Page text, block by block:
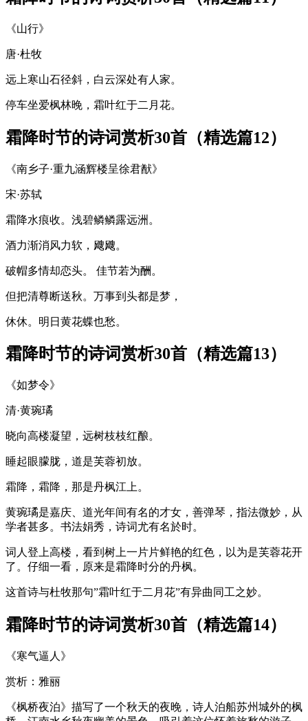
《山行》
唐·杜牧
远上寒山石径斜，白云深处有人家。
停车坐爱枫林晚，霜叶红于二月花。
霜降时节的诗词赏析30首（精选篇12）
《南乡子·重九涵辉楼呈徐君猷》
宋·苏轼
霜降水痕收。浅碧鳞鳞露远洲。
酒力渐消风力软，飕飕。
破帽多情却恋头。 佳节若为酬。
但把清尊断送秋。万事到头都是梦，
休休。明日黄花蝶也愁。
霜降时节的诗词赏析30首（精选篇13）
《如梦令》
清·黄琬璚
晓向高楼凝望，远树枝枝红酿。
睡起眼朦胧，道是芙蓉初放。
霜降，霜降，那是丹枫江上。
黄琬璚是嘉庆、道光年间有名的才女，善弹琴，指法微妙，从
学者甚多。书法娟秀，诗词尤有名於时。
词人登上高楼，看到树上一片片鲜艳的红色，以为是芙蓉花开
了。仔细一看，原来是霜降时分的丹枫。
这首诗与杜牧那句”霜叶红于二月花”有异曲同工之妙。
霜降时节的诗词赏析30首（精选篇14）
《寒气逼人》
赏析：雅丽
《枫桥夜泊》描写了一个秋天的夜晚，诗人泊船苏州城外的枫